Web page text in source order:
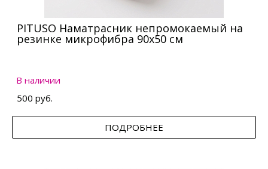
PITUSO Наматрасник непромокаемый на
резинке микрофибра 90х50 см
В наличии
500 руб.
ПОДРОБНЕЕ